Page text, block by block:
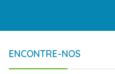
ENCONTRE-NOS